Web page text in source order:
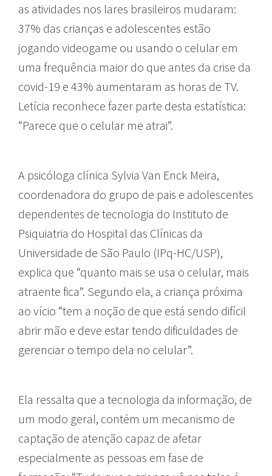
as atividades nos lares brasileiros mudaram:
37% das crianças e adolescentes estão
jogando videogame ou usando o celular em
uma frequência maior do que antes da crise da
covid-19 e 43% aumentaram as horas de TV.
Letícia reconhece fazer parte desta estatística:
“Parece que o celular me atrai”.
A psicóloga clínica Sylvia Van Enck Meira,
coordenadora do grupo de pais e adolescentes
dependentes de tecnologia do Instituto de
Psiquiatria do Hospital das Clínicas da
Universidade de São Paulo (IPq-HC/USP),
explica que “quanto mais se usa o celular, mais
atraente fica”. Segundo ela, a criança próxima
ao vício “tem a noção de que está sendo difícil
abrir mão e deve estar tendo dificuldades de
gerenciar o tempo dela no celular”.
Ela ressalta que a tecnologia da informação, de
um modo geral, contém um mecanismo de
captação de atenção capaz de afetar
especialmente as pessoas em fase de